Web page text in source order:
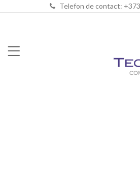
Telefon de contact: